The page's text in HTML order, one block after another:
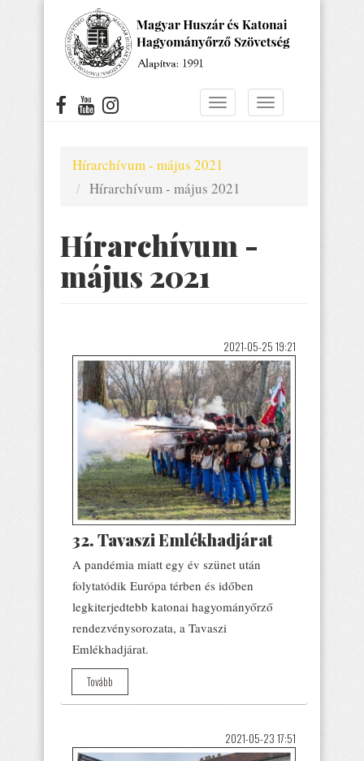
Navigáció
Navigáció
Hírarchívum - május 2021
Hírarchívum - május 2021
Hírarchívum -
május 2021
2021-05-25 19:21
32. Tavaszi Emlékhadjárat
A pandémia miatt egy év szünet után
folytatódik Európa térben és időben
legkiterjedtebb katonai hagyományőrző
rendezvénysorozata, a Tavaszi
Emlékhadjárat.
Tovább
2021-05-23 17:51